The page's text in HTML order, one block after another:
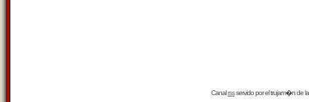
Canalrssservido por eltrujam�nde